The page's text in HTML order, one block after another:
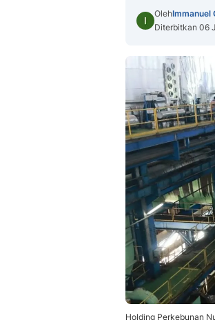
OlehImmanuel
Diterbitkan 06
Holding Perkebunan